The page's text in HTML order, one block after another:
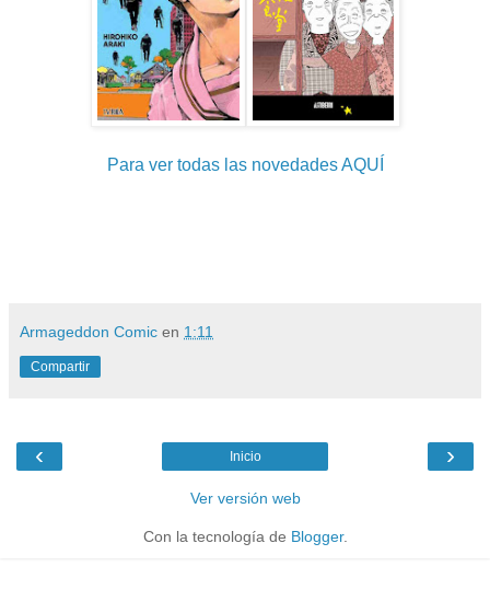
Para ver todas las novedades AQUÍ
Armageddon Comic en 1:11
Compartir
‹ ›
Inicio
Ver versión web
Con la tecnología de Blogger.